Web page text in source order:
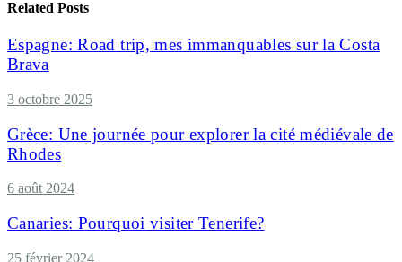
Related Posts
Espagne: Road trip, mes immanquables sur la Costa
Brava
3 octobre 2025
Grèce: Une journée pour explorer la cité médiévale de
Rhodes
6 août 2024
Canaries: Pourquoi visiter Tenerife?
25 février 2024